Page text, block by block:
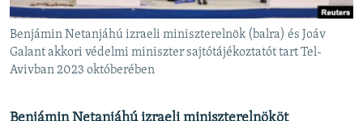
A MÚLT TANULSÁGAI
KÖVESSEN MINKET!
Benjámin Netanjáhú izraeli miniszterelnök (balra) és Joáv
Galant akkori védelmi miniszter sajtótájékoztatót tart Tel-
Avivban 2023 októberében